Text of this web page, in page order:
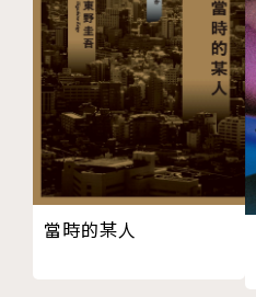
當時的某人